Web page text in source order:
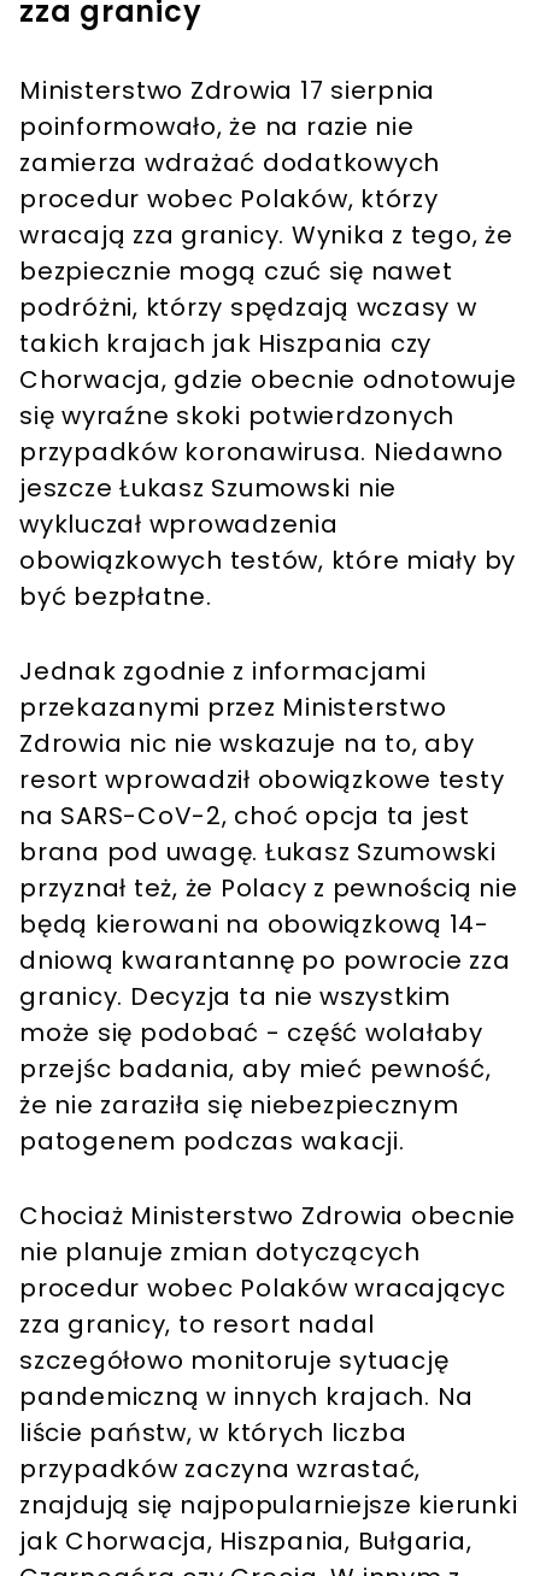
zza granicy
Ministerstwo Zdrowia 17 sierpnia
poinformowało, że na razie nie
zamierza wdrażać dodatkowych
procedur wobec Polaków, którzy
wracają zza granicy. Wynika z tego, że
bezpiecznie mogą czuć się nawet
podróżni, którzy spędzają wczasy w
takich krajach jak Hiszpania czy
Chorwacja, gdzie obecnie odnotowuje
się wyraźne skoki potwierdzonych
przypadków koronawirusa. Niedawno
jeszcze Łukasz Szumowski nie
wykluczał wprowadzenia
obowiązkowych testów, które miały by
być bezpłatne.
Jednak zgodnie z informacjami
przekazanymi przez Ministerstwo
Zdrowia nic nie wskazuje na to, aby
resort wprowadził obowiązkowe testy
na SARS-CoV-2, choć opcja ta jest
brana pod uwagę. Łukasz Szumowski
przyznał też, że Polacy z pewnością nie
będą kierowani na obowiązkową 14-
dniową kwarantannę po powrocie zza
granicy. Decyzja ta nie wszystkim
może się podobać - część wolałaby
przejśc badania, aby mieć pewność,
że nie zaraziła się niebezpiecznym
patogenem podczas wakacji.
Chociaż Ministerstwo Zdrowia obecnie
nie planuje zmian dotyczących
procedur wobec Polaków wracającyc
zza granicy, to resort nadal
szczegółowo monitoruje sytuację
pandemiczną w innych krajach. Na
liście państw, w których liczba
przypadków zaczyna wzrastać,
znajdują się najpopularniejsze kierunki
jak Chorwacja, Hiszpania, Bułgaria,